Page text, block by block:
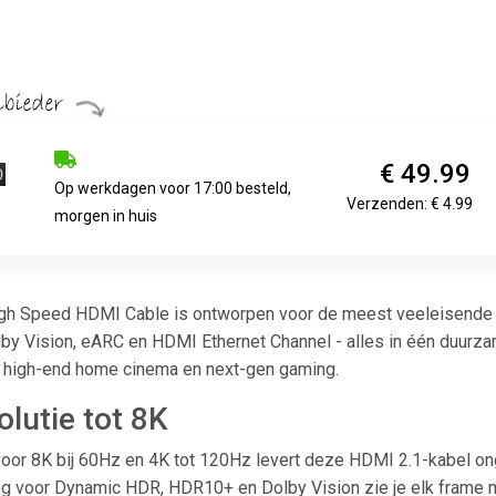
Op werkdagen voor 17:00 besteld,
morgen in huis
€ 49.99
Verzenden: € 4.99
Speed HDMI Cable is ontworpen voor de meest
Vision, eARC en HDMI Ethernet Channel - alles in één
end home cinema en next-gen gaming.
tot 8K
8K bij 60Hz en 4K tot 120Hz levert deze HDMI 2.1-kabel
voor Dynamic HDR, HDR10+ en Dolby Vision zie je elk frame